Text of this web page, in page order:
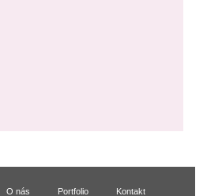
O nás Portfolio Kontakt